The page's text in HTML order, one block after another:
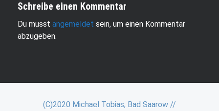
Schreibe einen Kommentar
Du musst angemeldet sein, um einen Kommentar
abzugeben.
(C)2020 Michael Tobias, Bad Saarow //